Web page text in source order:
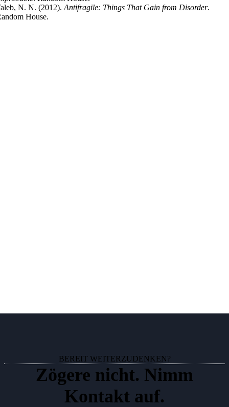
N. N. (2012). Antifragile: Things That Gain from Disorder.
House.
BEREIT WEITERZUDENKEN?
Zögere nicht. Nimm
Kontakt auf.